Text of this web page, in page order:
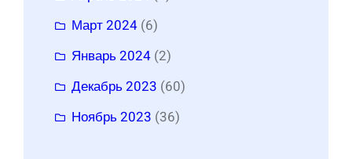
Март 2024 (6)
Январь 2024 (2)
Декабрь 2023 (60)
Ноябрь 2023 (36)